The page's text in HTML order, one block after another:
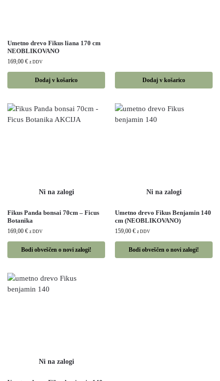
Umetno drevo Fikus liana 170 cm
NEOBLIKOVANO
169,00 € z DDV
Dodaj v košarico Dodaj v košarico
Fikus Panda bonsai 70cm – Ficus
Botanika
169,00 € z DDV
Bodi obveščen o novi zalogi!
Umetno drevo Fikus Benjamin 140
cm (NEOBLIKOVANO)
159,00 € z DDV
Bodi obveščen o novi zalogi!